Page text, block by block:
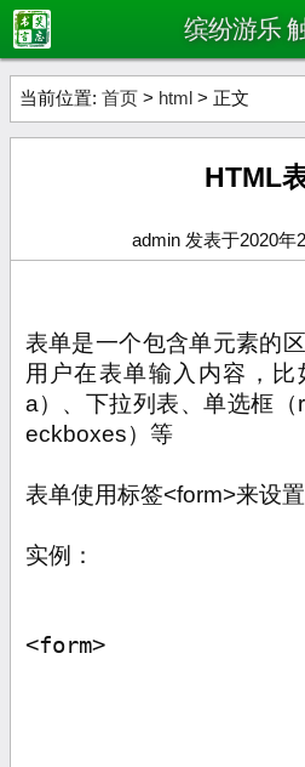
缤纷游乐
当前位置: 首页 > html > 正文
HTML
admin 发表于2020年
表单是一个包含单元素的
用户在表单输入内容，比
a）、下拉列表、单选框（
eckboxes）等
表单使用标签<form>来设置
实例：
<form>